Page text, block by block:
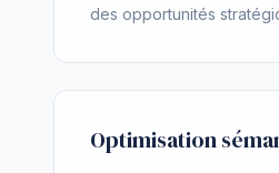
des opportunités
Optimisation